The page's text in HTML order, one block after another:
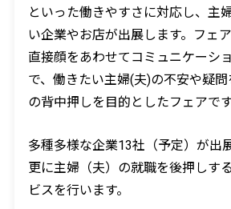
といった働きやすさに対応し、主
い企業やお店が出展します。フェ
直接顔をあわせてコミュニケーシ
で、働きたい主婦(夫)の不安や疑
の背中押しを目的としたフェアです
多種多様な企業13社（予定）が出展
更に主婦（夫）の就職を後押しす
ビスを行います。